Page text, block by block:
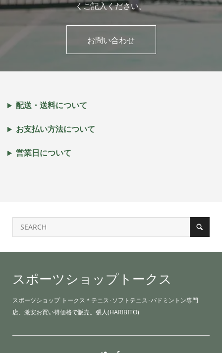
くご記入ください。
お問い合わせ
配送・送料について
お支払い方法について
営業日について
スポーツショップトークス
スポーツショップ トークス＊テニス･ソフトテニス･バドミントン専門
店、激安お買い得価格で販売。張人(HARIBITO)